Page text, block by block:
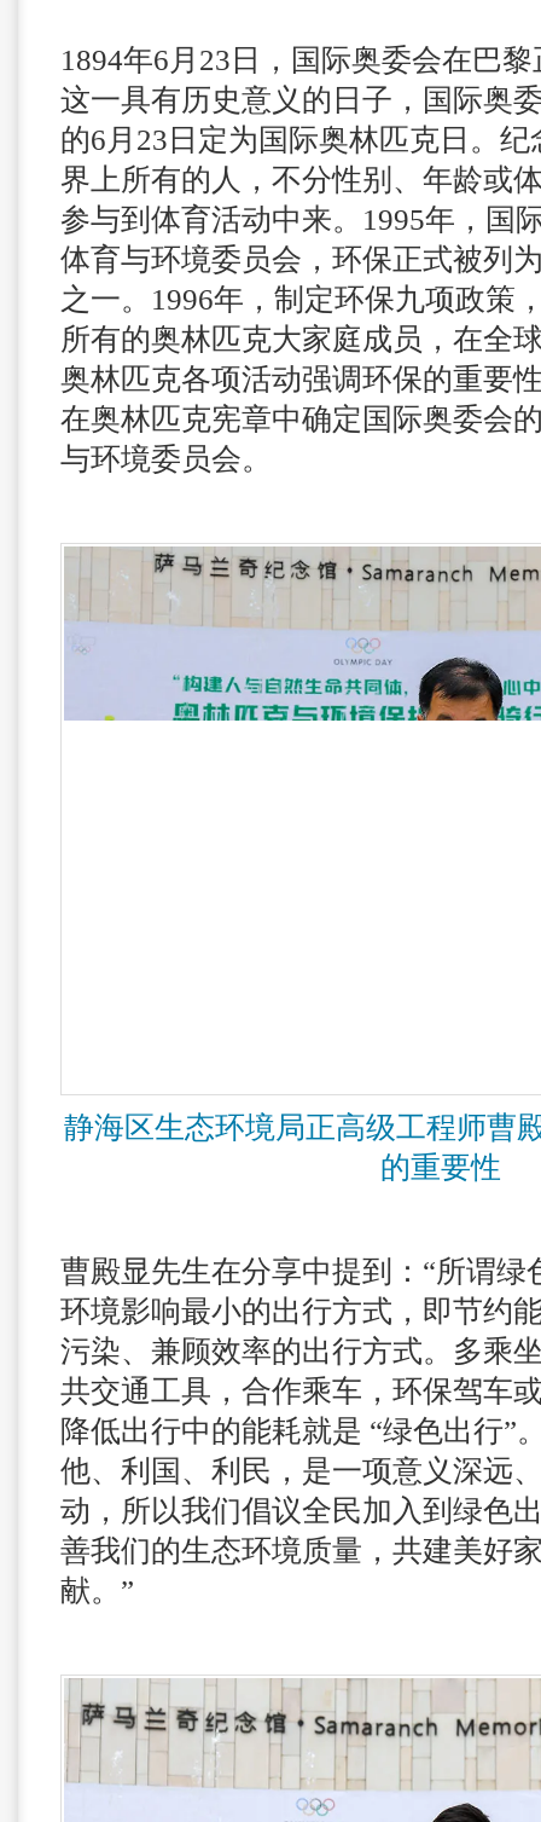
1894年6月23日，国际奥委会在巴
这一具有历史意义的日子，国际奥
的6月23日定为国际奥林匹克日。
界上所有的人，不分性别、年龄或
参与到体育活动中来。1995年，国
体育与环境委员会，环保正式被列
之一。1996年，制定环保九项政策
所有的奥林匹克大家庭成员，在全
奥林匹克各项活动强调环保的重要
在奥林匹克宪章中确定国际奥委会
与环境委员会。
静海区生态环境局正高级工程师曹
的重要性
曹殿显先生在分享中提到：“所谓绿
环境影响最小的出行方式，即节约
污染、兼顾效率的出行方式。多乘
共交通工具，合作乘车，环保驾车
降低出行中的能耗就是 “绿色出行”
他、利国、利民，是一项意义深远
动，所以我们倡议全民加入到绿色
善我们的生态环境质量，共建美好
献。”